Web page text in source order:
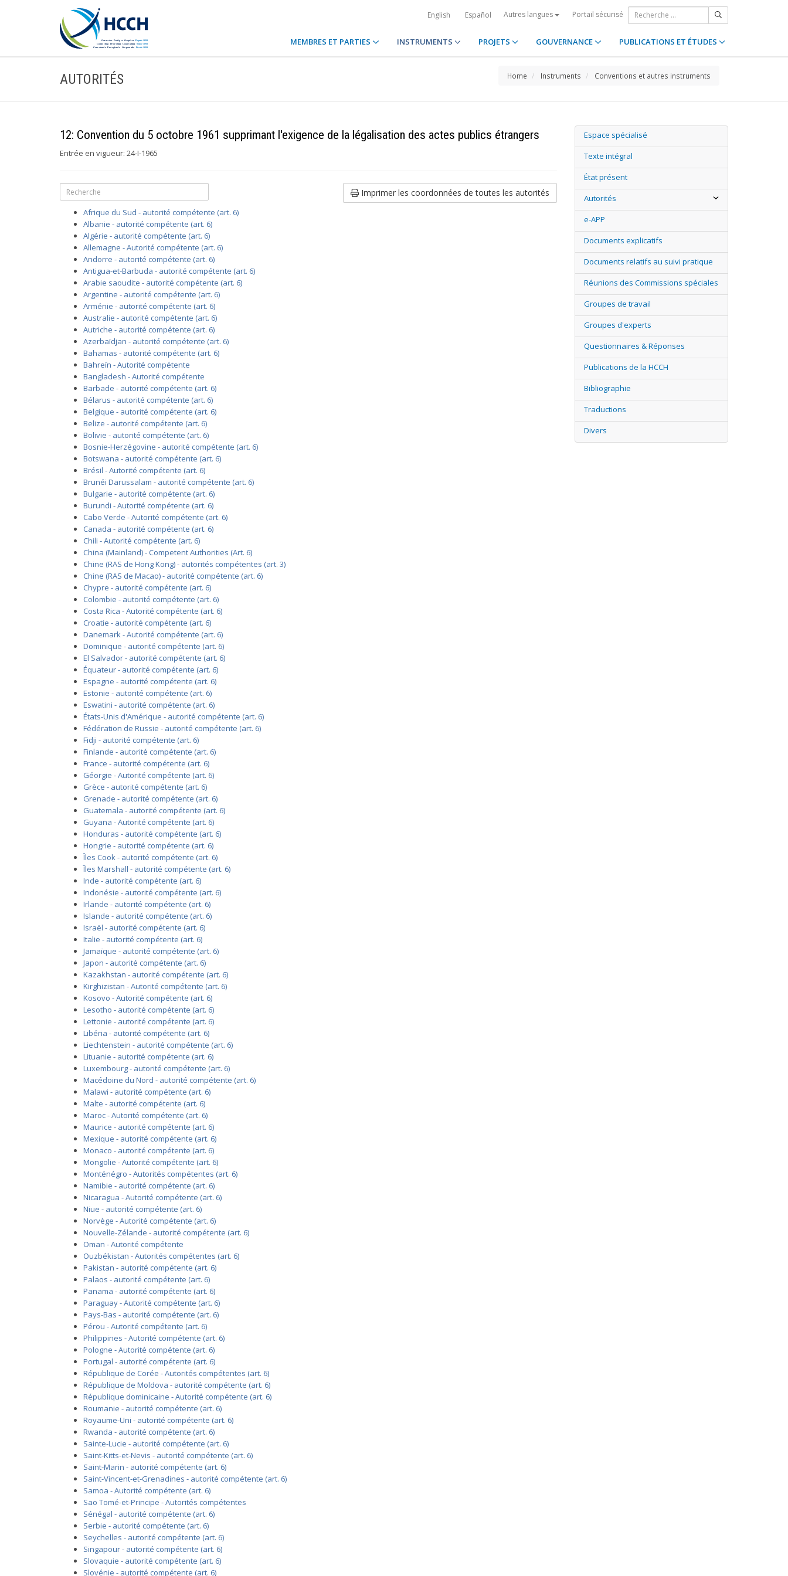
English Español Autres langues Portail sécurisé
MEMBRES ET PARTIES INSTRUMENTS PROJETS GOUVERNANCE PUBLICATIONS ET ÉTUDES
AUTORITÉS Home Instruments Conventions et autres instruments
12: Convention du 5 octobre 1961 supprimant l'exigence de la légalisation des actes publics étrangers
Entrée en vigueur: 24-I-1965
Imprimer les coordonnées de toutes les autorités
Afrique du Sud - autorité compétente (art. 6)
Albanie - autorité compétente (art. 6)
Algérie - autorité compétente (art. 6)
Allemagne - Autorité compétente (art. 6)
Andorre - autorité compétente (art. 6)
Antigua-et-Barbuda - autorité compétente (art. 6)
Arabie saoudite - autorité compétente (art. 6)
Argentine - autorité compétente (art. 6)
Arménie - autorité compétente (art. 6)
Australie - autorité compétente (art. 6)
Autriche - autorité compétente (art. 6)
Azerbaïdjan - autorité compétente (art. 6)
Bahamas - autorité compétente (art. 6)
Bahreïn - Autorité compétente
Bangladesh - Autorité compétente
Barbade - autorité compétente (art. 6)
Bélarus - autorité compétente (art. 6)
Belgique - autorité compétente (art. 6)
Belize - autorité compétente (art. 6)
Bolivie - autorité compétente (art. 6)
Bosnie-Herzégovine - autorité compétente (art. 6)
Botswana - autorité compétente (art. 6)
Brésil - Autorité compétente (art. 6)
Brunéi Darussalam - autorité compétente (art. 6)
Bulgarie - autorité compétente (art. 6)
Burundi - Autorité compétente (art. 6)
Cabo Verde - Autorité compétente (art. 6)
Canada - autorité compétente (art. 6)
Chili - Autorité compétente (art. 6)
China (Mainland) - Competent Authorities (Art. 6)
Chine (RAS de Hong Kong) - autorités compétentes (art. 3)
Chine (RAS de Macao) - autorité compétente (art. 6)
Chypre - autorité compétente (art. 6)
Colombie - autorité compétente (art. 6)
Costa Rica - Autorité compétente (art. 6)
Croatie - autorité compétente (art. 6)
Danemark - Autorité compétente (art. 6)
Dominique - autorité compétente (art. 6)
El Salvador - autorité compétente (art. 6)
Équateur - autorité compétente (art. 6)
Espagne - autorité compétente (art. 6)
Estonie - autorité compétente (art. 6)
Eswatini - autorité compétente (art. 6)
États-Unis d'Amérique - autorité compétente (art. 6)
Fédération de Russie - autorité compétente (art. 6)
Fidji - autorité compétente (art. 6)
Finlande - autorité compétente (art. 6)
France - autorité compétente (art. 6)
Géorgie - Autorité compétente (art. 6)
Grèce - autorité compétente (art. 6)
Grenade - autorité compétente (art. 6)
Guatemala - autorité compétente (art. 6)
Guyana - Autorité compétente (art. 6)
Honduras - autorité compétente (art. 6)
Hongrie - autorité compétente (art. 6)
Îles Cook - autorité compétente (art. 6)
Îles Marshall - autorité compétente (art. 6)
Inde - autorité compétente (art. 6)
Indonésie - autorité compétente (art. 6)
Irlande - autorité compétente (art. 6)
Islande - autorité compétente (art. 6)
Israël - autorité compétente (art. 6)
Italie - autorité compétente (art. 6)
Jamaïque - autorité compétente (art. 6)
Japon - autorité compétente (art. 6)
Kazakhstan - autorité compétente (art. 6)
Kirghizistan - Autorité compétente (art. 6)
Kosovo - Autorité compétente (art. 6)
Lesotho - autorité compétente (art. 6)
Lettonie - autorité compétente (art. 6)
Libéria - autorité compétente (art. 6)
Liechtenstein - autorité compétente (art. 6)
Lituanie - autorité compétente (art. 6)
Luxembourg - autorité compétente (art. 6)
Macédoine du Nord - autorité compétente (art. 6)
Malawi - autorité compétente (art. 6)
Malte - autorité compétente (art. 6)
Maroc - Autorité compétente (art. 6)
Maurice - autorité compétente (art. 6)
Mexique - autorité compétente (art. 6)
Monaco - autorité compétente (art. 6)
Mongolie - Autorité compétente (art. 6)
Monténégro - Autorités compétentes (art. 6)
Namibie - autorité compétente (art. 6)
Nicaragua - Autorité compétente (art. 6)
Niue - autorité compétente (art. 6)
Norvège - Autorité compétente (art. 6)
Nouvelle-Zélande - autorité compétente (art. 6)
Oman - Autorité compétente
Ouzbékistan - Autorités compétentes (art. 6)
Pakistan - autorité compétente (art. 6)
Palaos - autorité compétente (art. 6)
Panama - autorité compétente (art. 6)
Paraguay - Autorité compétente (art. 6)
Pays-Bas - autorité compétente (art. 6)
Pérou - Autorité compétente (art. 6)
Philippines - Autorité compétente (art. 6)
Pologne - Autorité compétente (art. 6)
Portugal - autorité compétente (art. 6)
République de Corée - Autorités compétentes (art. 6)
République de Moldova - autorité compétente (art. 6)
République dominicaine - Autorité compétente (art. 6)
Roumanie - autorité compétente (art. 6)
Royaume-Uni - autorité compétente (art. 6)
Rwanda - autorité compétente (art. 6)
Sainte-Lucie - autorité compétente (art. 6)
Saint-Kitts-et-Nevis - autorité compétente (art. 6)
Saint-Marin - autorité compétente (art. 6)
Saint-Vincent-et-Grenadines - autorité compétente (art. 6)
Samoa - Autorité compétente (art. 6)
Sao Tomé-et-Principe - Autorités compétentes
Sénégal - autorité compétente (art. 6)
Serbie - autorité compétente (art. 6)
Seychelles - autorité compétente (art. 6)
Singapour - autorité compétente (art. 6)
Slovaquie - autorité compétente (art. 6)
Slovénie - autorité compétente (art. 6)
Espace spécialisé
Texte intégral
État présent
Autorités
e-APP
Documents explicatifs
Documents relatifs au suivi pratique
Réunions des Commissions spéciales
Groupes de travail
Groupes d'experts
Questionnaires & Réponses
Publications de la HCCH
Bibliographie
Traductions
Divers